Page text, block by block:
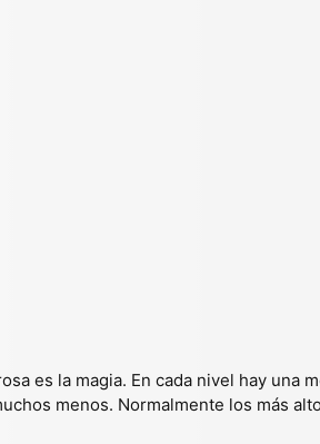
es la magia. En cada nivel hay una
menos. Normalmente los más